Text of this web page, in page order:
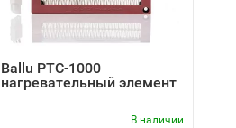
Ballu PTC-1000
нагревательный элемент
В наличии